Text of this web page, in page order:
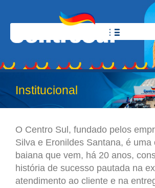
Institucional
O Centro Sul, fundado pelos
Silva e Eronildes Santana, é uma
baiana que vem, há 20 anos,
história de sucesso pautada na
atendimento ao cliente e na